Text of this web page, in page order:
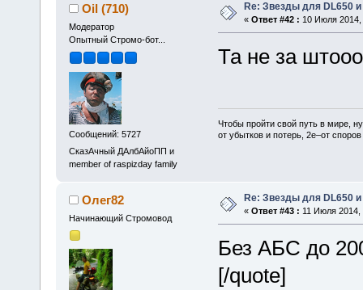
Oil (710)
Модератор
Опытный Стромо-бот...
Сообщений: 5727
СказАчный ДАлбАйоПП и
member of raspizday family
Re: Звезды для DL650 и
« Ответ #42 : 10 Июля 2014,
Та не за
Чтобы пройти свой путь в мире,
от убытков и потерь, 2е–от
Олег82
Начинающий Стромовод
Re: Звезды для DL650 и
« Ответ #43 : 11 Июля 2014,
Без АБС до
[/quote]